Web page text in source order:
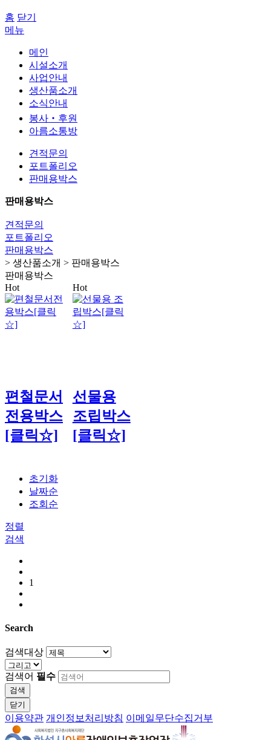
홈 닫기
메뉴
메인
시설소개
사업안내
생산품소개
소식안내
봉사‧후원
아름소통방
견적문의
포트폴리오
판매용박스
판매용박스
견적문의
포트폴리오
판매용박스
> 생산품소개 > 판매용박스
판매용박스
Hot
편철문서
전용박스
[클릭☆]
Hot
선물용
조립박스
[클릭☆]
초기화
날짜순
조회순
정렬
검색
1
Search
검색대상
검색어 필수
검색
닫기
이용약관 개인정보처리방침 이메일무단수집거부